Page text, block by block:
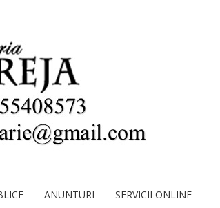
ANUNTURI
SERVICII ONLINE